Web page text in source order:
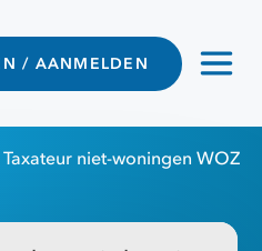
/ AANMELDEN
niet-woningen WOZ